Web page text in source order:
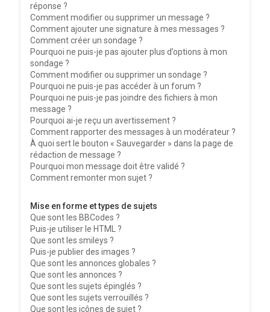
réponse ?
Comment modifier ou supprimer un message ?
Comment ajouter une signature à mes messages ?
Comment créer un sondage ?
Pourquoi ne puis-je pas ajouter plus d’options à mon
sondage ?
Comment modifier ou supprimer un sondage ?
Pourquoi ne puis-je pas accéder à un forum ?
Pourquoi ne puis-je pas joindre des fichiers à mon
message ?
Pourquoi ai-je reçu un avertissement ?
Comment rapporter des messages à un modérateur ?
À quoi sert le bouton « Sauvegarder » dans la page de
rédaction de message ?
Pourquoi mon message doit être validé ?
Comment remonter mon sujet ?
Mise en forme et types de sujets
Que sont les BBCodes ?
Puis-je utiliser le HTML ?
Que sont les smileys ?
Puis-je publier des images ?
Que sont les annonces globales ?
Que sont les annonces ?
Que sont les sujets épinglés ?
Que sont les sujets verrouillés ?
Que sont les icônes de sujet ?